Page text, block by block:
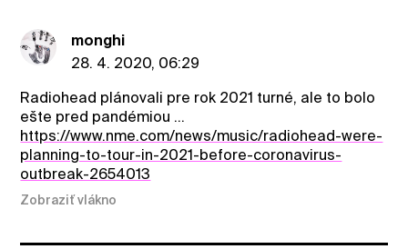
monghi
28. 4. 2020, 06:29
Radiohead plánovali pre rok 2021 turné, ale to bolo
ešte pred pandémiou ...
https://www.nme.com/news/music/radiohead-were-
planning-to-tour-in-2021-before-coronavirus-
outbreak-2654013
Zobraziť vlákno